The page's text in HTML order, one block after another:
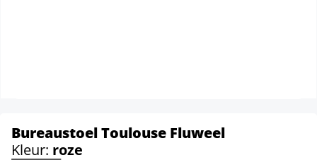
Bureaustoel Toulouse Fluweel
Kleur: roze